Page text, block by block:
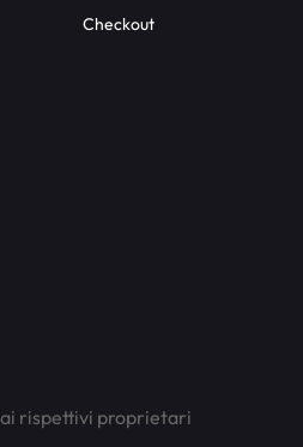
Checkout
rispettivi proprietari